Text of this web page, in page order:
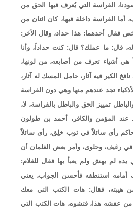
الفراسة التي يُعرف فيها الحق من
أما الفراسة داخلة فيها، كان اثنان من
فقال أحدهما: هذا حداد، وقال الآخر:
قال: ما عملك؟ قال: كنت حداداً، وأنا
هي أشياء تعرف من أصابعه، من لونها،
الكير فيه آثار، حامل المسك له آثار،
تجد عندهم منها وهي دون الفراسة
تمييز الحق والباطل بالفراسة، لا،
المؤمن والكافر، أحمد بن طولون
رأى سائلاً في ثوب خلِق، رأى سائلاً
رغيف، وحلوى، وأمر بعض الغلمان أن
يده لم يهش ولم يعبأ بها فقال للغلام:
أمامه استنطقه فأحسن الجواب، يعني
هيبته، فقال: هات الكتب التي معك
عفشه هذا، فتشوه، هات الكتب التي